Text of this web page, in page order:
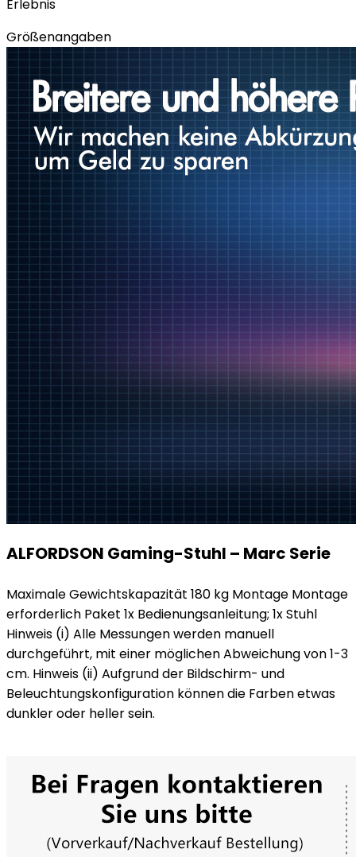
Erlebnis
Größenangaben
ALFORDSON Gaming-Stuhl – Marc Serie
Maximale Gewichtskapazität 180 kg Montage Montage
erforderlich Paket 1x Bedienungsanleitung; 1x Stuhl
Hinweis (i) Alle Messungen werden manuell
durchgeführt, mit einer möglichen Abweichung von 1-3
cm. Hinweis (ii) Aufgrund der Bildschirm- und
Beleuchtungskonfiguration können die Farben etwas
dunkler oder heller sein.